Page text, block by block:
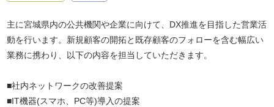
主に宮城県内の公共機関や企業に向けて、DX推進を目指した営業活
動を行います。新規顧客の開拓と既存顧客のフォローを含む幅広い
業務に携わり、以下の内容を担当していただきます。
■社内ネットワークの改善提案
■IT機器(スマホ、PC等)導入の提案